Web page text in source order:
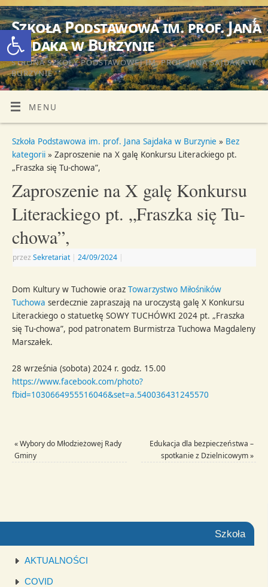
Otwórz pasek narzędzi
Szkoła Podstawowa im. prof. Jana
Sajdaka w Burzynie
STRONA SZKOŁY PODSTAWOWEJ IM. PROF. JANA SAJDAKA W
BURZYNIE
MENU
Szkoła Podstawowa im. prof. Jana Sajdaka w Burzynie » Bez
kategorii » Zaproszenie na X galę Konkursu Literackiego pt.
„Fraszka się Tu-chowa”,
Zaproszenie na X galę Konkursu
Literackiego pt. „Fraszka się Tu-
chowa”,
przezSekretariat | 24/09/2024 |
Dom Kultury w Tuchowie orazTowarzystwo Miłośników
Tuchowa serdecznie zapraszają na uroczystą galę X Konkursu
Literackiego o statuetkę SOWY TUCHÓWKI 2024 pt. „Fraszka
się Tu-chowa”, pod patronatem Burmistrza Tuchowa Magdaleny
Marszałek.
28 września (sobota) 2024 r. godz. 15.00
https://www.facebook.com/photo?
fbid=1030664955516046&set=a.540036431245570
«Wybory do Młodzieżowej Rady
Gminy
Edukacja dla bezpieczeństwa –
spotkanie z Dzielnicowym»
Szkoła
AKTUALNOŚCI
COVID